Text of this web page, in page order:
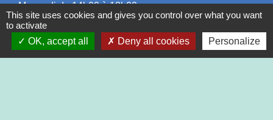
Mercredi de 14h00 à 18h00
Vendredi de 14h00 à 17h30
This site uses cookies and gives you control over what you want
to activate
OK, accept all
Deny all cookies Personalize